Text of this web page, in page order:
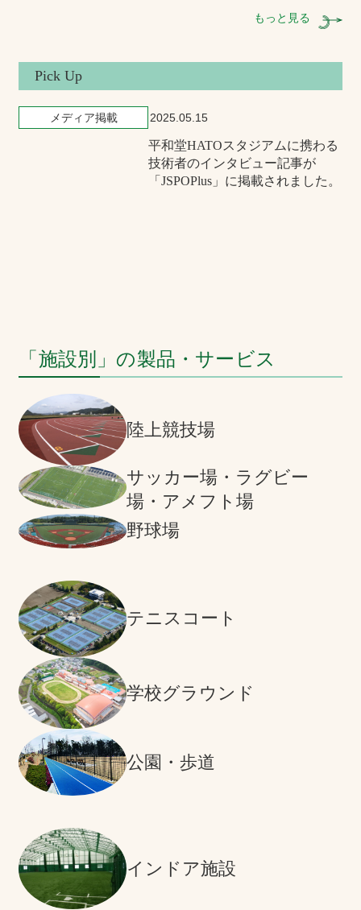
もっと見る
Pick Up
メディア掲載 2025.05.15
平和堂HATOスタジアムに携わる
技術者のインタビュー記事が
「JSPOPlus」に掲載されました。
「施設別」の製品・サービス
陸上競技場
サッカー場・ラグビー
場・アメフト場
野球場
テニスコート
学校グラウンド
公園・歩道
インドア施設